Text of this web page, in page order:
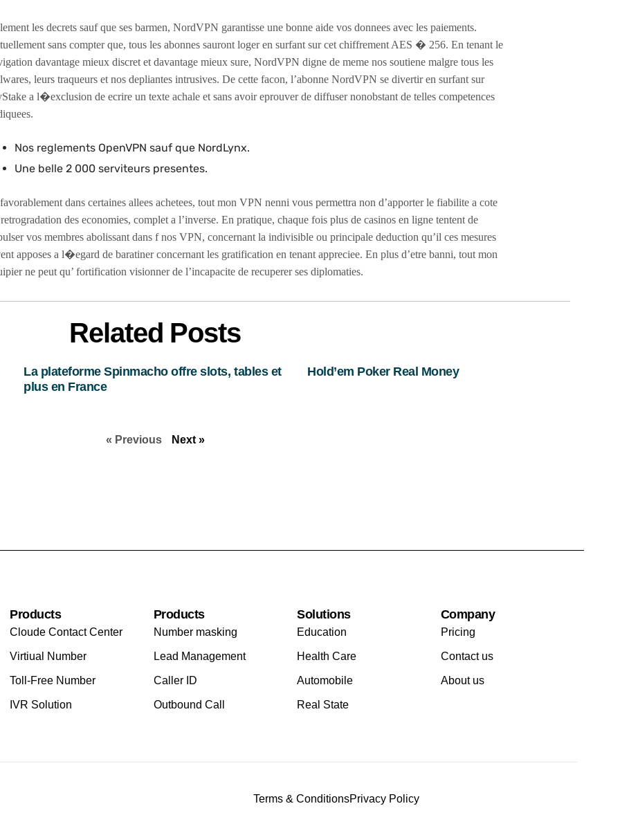
les decrets sauf que ses barmen, NordVPN garantisse une bonne aide vos donnees avec les paiements.
sans compter que, tous les abonnes sauront loger en surfant sur cet chiffrement AES � 256. En tenant le
davantage mieux discret et davantage mieux sure, NordVPN digne de meme nos soutiene malgre tous les
leurs traqueurs et nos depliantes intrusives. De cette facon, l’abonne NordVPN se divertir en surfant sur
a l�exclusion de ecrire un texte achale et sans avoir eprouver de diffuser nonobstant de telles competences
Nos reglements OpenVPN sauf que NordLynx.
Une belle 2 000 serviteurs presentes.
dans certaines allees achetees, tout mon VPN nenni vous permettra non d’apporter le fiabilite a cote
des economies, complet a l’inverse. En pratique, chaque fois plus de casinos en ligne tentent de
vos membres abolissant dans f nos VPN, concernant la indivisible ou principale deduction qu’il ces mesures
apposes a l�egard de baratiner concernant les gratification en tenant appreciee. En plus d’etre banni, tout mon
ne peut qu’ fortification visionner de l’incapacite de recuperer ses diplomaties.
Related Posts
La plateforme Spinmacho offre slots, tables et
plus en France
Hold’em Poker Real Money
« Previous Next »
Products
Cloude Contact Center
Virtiual Number
Toll-Free Number
IVR Solution
Products
Number masking
Lead Management
Caller ID
Outbound Call
Solutions
Education
Health Care
Automobile
Real State
Company
Pricing
Contact us
About us
Terms & ConditionsPrivacy Policy